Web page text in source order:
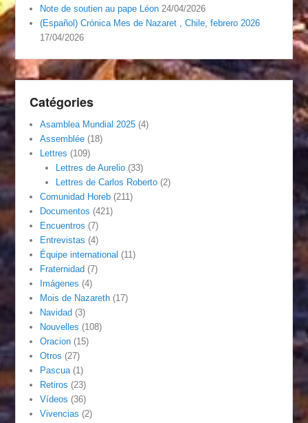
Note de soutien au pape Léon 24/04/2026
(Español) Crónica Mes de Nazaret , Chile, febrero 2026
17/04/2026
Catégories
Asamblea Mundial 2025 (4)
Assemblée (18)
Lettres (109)
Lettres de Aurelio(33)
Lettres de Carlos Roberto(2)
Comunidad Horeb (211)
Documentos (421)
Encuentros (7)
Entrevistas (4)
Équipe international (11)
Fraternidad (7)
Imágenes (4)
Mois de Nazareth (17)
Navidad (3)
Nouvelles (108)
Oracion (15)
Otros (27)
Pascua (1)
Retiros (23)
Vídeos (36)
Vivencias (2)